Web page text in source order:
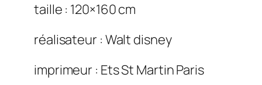
taille : 120×160 cm
réalisateur : Walt disney
imprimeur : Ets St Martin Paris